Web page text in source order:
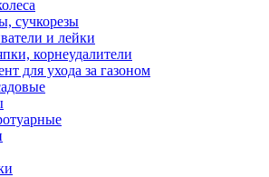
сучкорезы
и лейки
корнеудалители
для ухода за газоном